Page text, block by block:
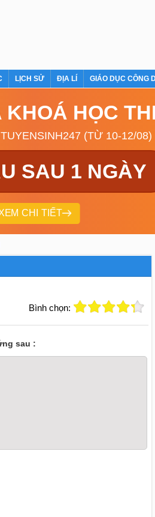
LỊCH SỬ ĐỊA LÍ GIÁO DỤC CÔNG
HỌC
(TỪ 10-12/08)
SAU 1 NGÀY
CHI TIẾT
Bình chọn:
sau :